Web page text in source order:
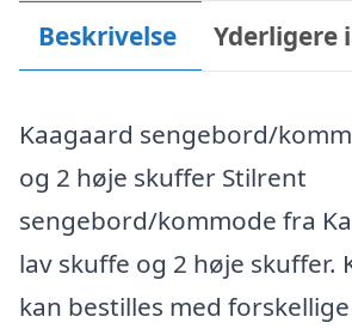
Beskrivelse Yderligere
Kaagaard sengebord/
og 2 høje skuffer Stilrent
sengebord/kommode fra
lav skuffe og 2 høje skuffer.
kan bestilles med